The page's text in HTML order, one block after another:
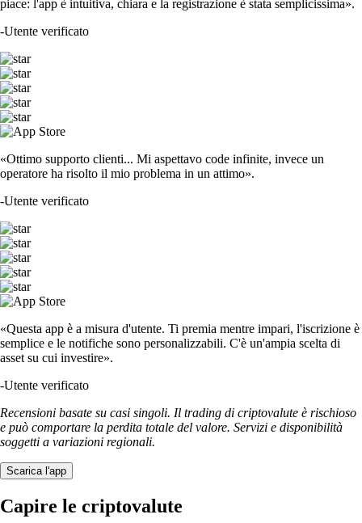
piace: l'app è intuitiva, chiara e la registrazione è stata semplicissima».
-Utente verificato
«Ottimo supporto clienti... Mi aspettavo code infinite, invece un
operatore ha risolto il mio problema in un attimo».
-Utente verificato
«Questa app è a misura d'utente. Ti premia mentre impari, l'iscrizione è
semplice e le notifiche sono personalizzabili. C'è un'ampia scelta di
asset su cui investire».
-Utente verificato
Recensioni basate su casi singoli. Il trading di criptovalute è rischioso
e può comportare la perdita totale del valore. Servizi e disponibilità
soggetti a variazioni regionali.
Scarica l'app
Capire le criptovalute